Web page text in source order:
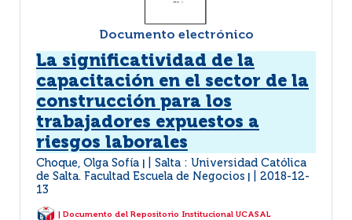
Documento electrónico
La significatividad de la
capacitación en el sector de la
construcción para los
trabajadores expuestos a
riesgos laborales
Choque, Olga Sofía
Salta : Universidad Católica
de Salta. Facultad Escuela de Negocios
2018-12-
13
| Documento del Repositorio Institucional UCASAL